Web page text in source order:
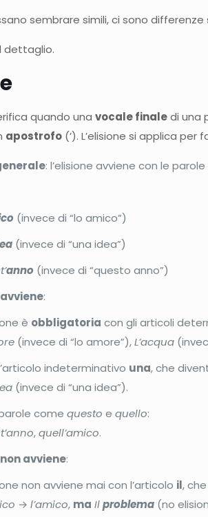
sembrare simili, ci sono
dettaglio.
quando unavocale finaledi una
apostrofo (’). L’elisione si applica
: l’elisione avviene con le
(invece di “lo amico”)
(invece di “una idea”)
anno (invece di “questo anno”)
:
è obbligatoria con gli articoli
(invece di “lo amore”),L’acqua
indeterminativo una, che
(invece di “una idea”).
comequesto equello:
,quell’amico.
avviene:
non avviene mai con l’articolo il,
→l’amico, ma Ilproblema (no